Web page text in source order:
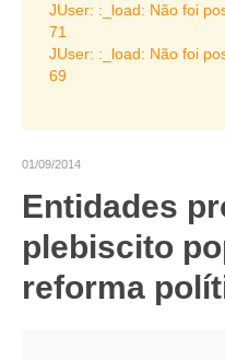
SUBSEDES SINDICAIS
GALERIA EX-PRESIDENTES
CRESCE BRASIL
CONSELHO TECNOLÓGICO
HISTÓRICO E ATUAÇÃO
COMPOSIÇÃO
JUser: :_load: Não foi
71
JUser: :_load: Não foi
69
01/09/2014
Entidades
plebiscito
reforma